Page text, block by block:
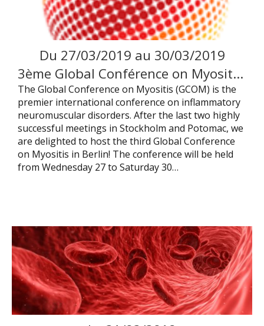
Du 27/03/2019 au 30/03/2019
3ème Global Conférence on Myositis – Berlin
The Global Conference on Myositis (GCOM) is the
premier international conference on inflammatory
neuromuscular disorders. After the last two highly
successful meetings in Stockholm and Potomac, we
are delighted to host the third Global Conference
on Myositis in Berlin! The conference will be held
from Wednesday 27 to Saturday 30…